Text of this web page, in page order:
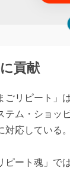
貢献
ごリピート」
ム・ショッ
応している。
ピート魂」で